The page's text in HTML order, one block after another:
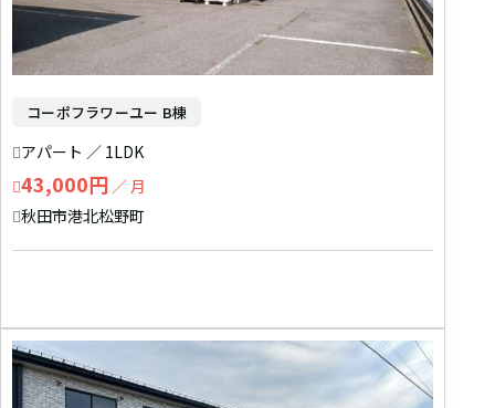
コーポフラワーユー B棟
アパート ／ 1LDK
43,000円 ／ 月
秋田市港北松野町